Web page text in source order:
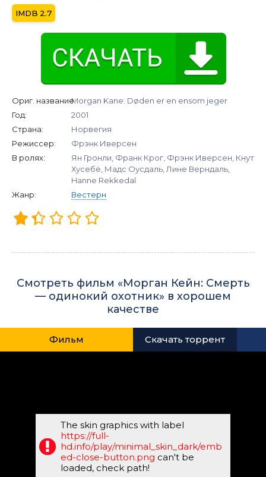
2.7
Ориг. название:Morgan Kane: Døden er en ensom jeger
Год:
2001
Страна:
Норвегия
Режиссер:
Фрэнк Иверсен
В ролях:
Ян Гронли, Франк Крог, Фрэнк Иверсен, Кнут
Хусебё, Мадс Оусдаль, Лине Верндаль,
Hanne Rekkedal
Жанр:
Вестерн
Смотреть фильм «Морган Кейн: Смерть
— одинокий охотник» в хорошем
качестве
Фильм Скачать торрент
The skin graphics with label
https://full-
hd.info/play/minimal_skin_dark/emb
ed-close-button.png can't be
loaded, check path!